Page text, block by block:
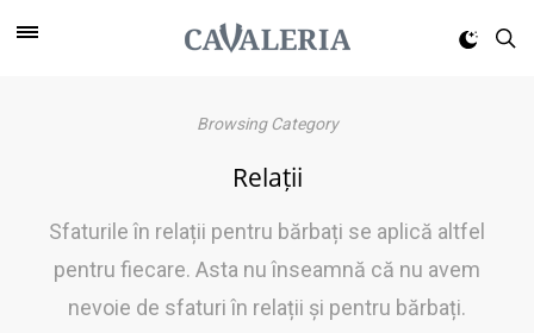
Browsing Category
Relații
Sfaturile în relații pentru bărbați se aplică altfel
pentru fiecare. Asta nu înseamnă că nu avem
nevoie de sfaturi în relații și pentru bărbați.